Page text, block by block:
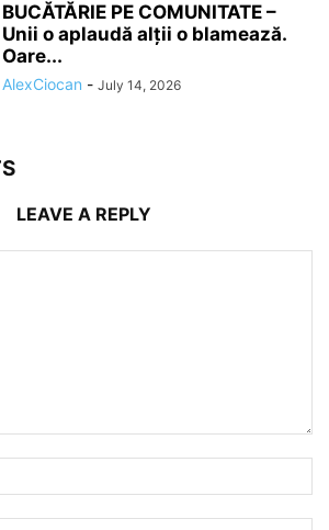
BUCĂTĂRIE PE COMUNITATE –
Unii o aplaudă alții o blamează.
Oare...
AlexCiocan - July 14, 2026
LEAVE A REPLY